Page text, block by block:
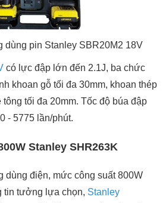
dùng pin Stanley SBR20M2 18V
có lực đập lớn đến 2.1J, ba chức
khoan gỗ tối đa 30mm, khoan thép
tối đa 20mm. Tốc độ búa đập
- 5775 lần/phút.
Stanley SHR263K
dùng điện, mức công suất 800W
tin tưởng lựa chọn, Stanley